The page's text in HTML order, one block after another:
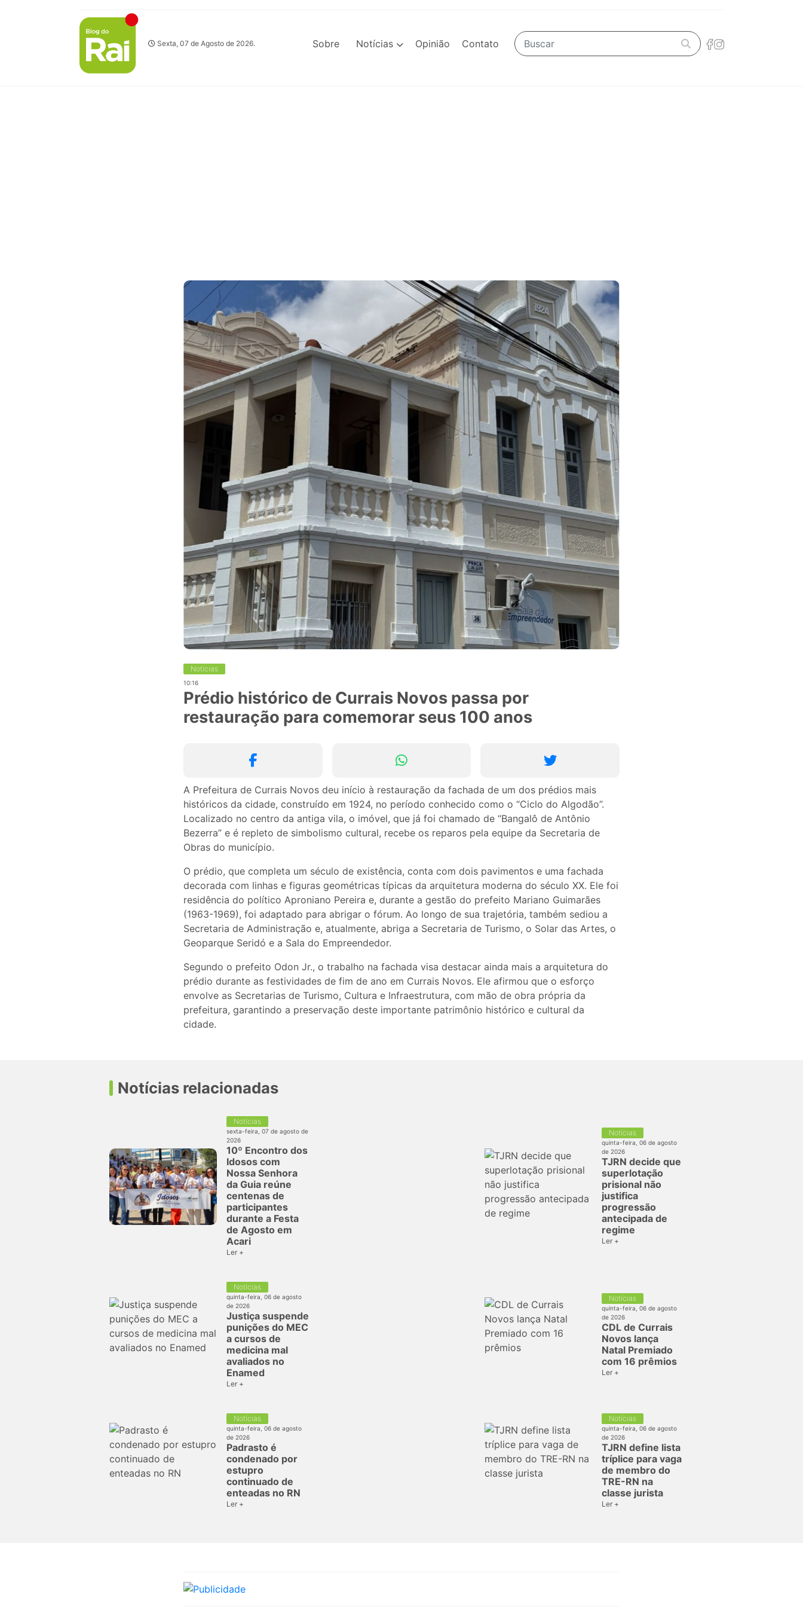
Sexta, 07 de Agosto de 2026. Sobre Notícias Opinião Contato
Notícias
10:16
Prédio histórico de Currais Novos passa por
restauração para comemorar seus 100 anos
A Prefeitura de Currais Novos deu início à restauração da fachada de um dos prédios mais
históricos da cidade, construído em 1924, no período conhecido como o “Ciclo do Algodão”.
Localizado no centro da antiga vila, o imóvel, que já foi chamado de “Bangalô de Antônio
Bezerra” e é repleto de simbolismo cultural, recebe os reparos pela equipe da Secretaria de
Obras do município.
O prédio, que completa um século de existência, conta com dois pavimentos e uma fachada
decorada com linhas e figuras geométricas típicas da arquitetura moderna do século XX. Ele foi
residência do político Aproniano Pereira e, durante a gestão do prefeito Mariano Guimarães
(1963-1969), foi adaptado para abrigar o fórum. Ao longo de sua trajetória, também sediou a
Secretaria de Administração e, atualmente, abriga a Secretaria de Turismo, o Solar das Artes, o
Geoparque Seridó e a Sala do Empreendedor.
Segundo o prefeito Odon Jr., o trabalho na fachada visa destacar ainda mais a arquitetura do
prédio durante as festividades de fim de ano em Currais Novos. Ele afirmou que o esforço
envolve as Secretarias de Turismo, Cultura e Infraestrutura, com mão de obra própria da
prefeitura, garantindo a preservação deste importante patrimônio histórico e cultural da
cidade.
Notícias relacionadas
Notícias
sexta-feira, 07 de agosto de
2026
10º Encontro dos
Idosos com
Nossa Senhora
da Guia reúne
centenas de
participantes
durante a Festa
de Agosto em
Acari
Ler +
Notícias
quinta-feira, 06 de agosto
de 2026
TJRN decide que
superlotação
prisional não
justifica
progressão
antecipada de
regime
Ler +
Notícias
quinta-feira, 06 de agosto
de 2026
Justiça suspende
punições do MEC
a cursos de
medicina mal
avaliados no
Enamed
Ler +
Notícias
quinta-feira, 06 de agosto
de 2026
CDL de Currais
Novos lança
Natal Premiado
com 16 prêmios
Ler +
Notícias
quinta-feira, 06 de agosto
de 2026
Padrasto é
condenado por
estupro
continuado de
enteadas no RN
Ler +
Notícias
quinta-feira, 06 de agosto
de 2026
TJRN define lista
tríplice para vaga
de membro do
TRE-RN na
classe jurista
Ler +